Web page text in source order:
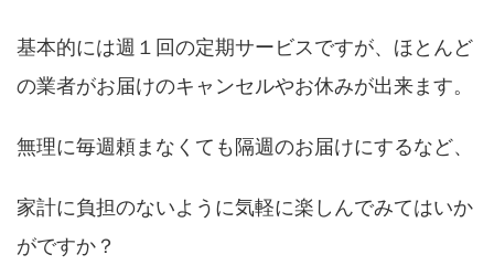
基本的には週１回の定期サービスですが、ほとんど
の業者がお届けのキャンセルやお休みが出来ます。
無理に毎週頼まなくても隔週のお届けにするなど、
家計に負担のないように気軽に楽しんでみてはいか
がですか？